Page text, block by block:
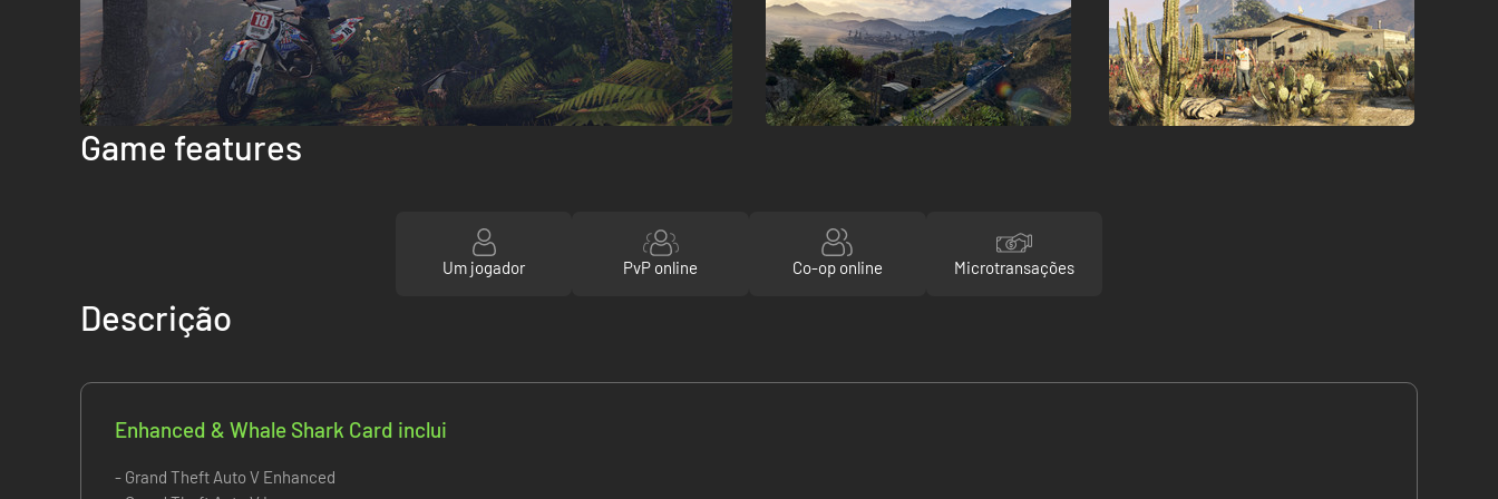
Game features
Um jogador PvP online Co-op online Microtransações
Descrição
Enhanced & Whale Shark Card inclui
- Grand Theft Auto V Enhanced